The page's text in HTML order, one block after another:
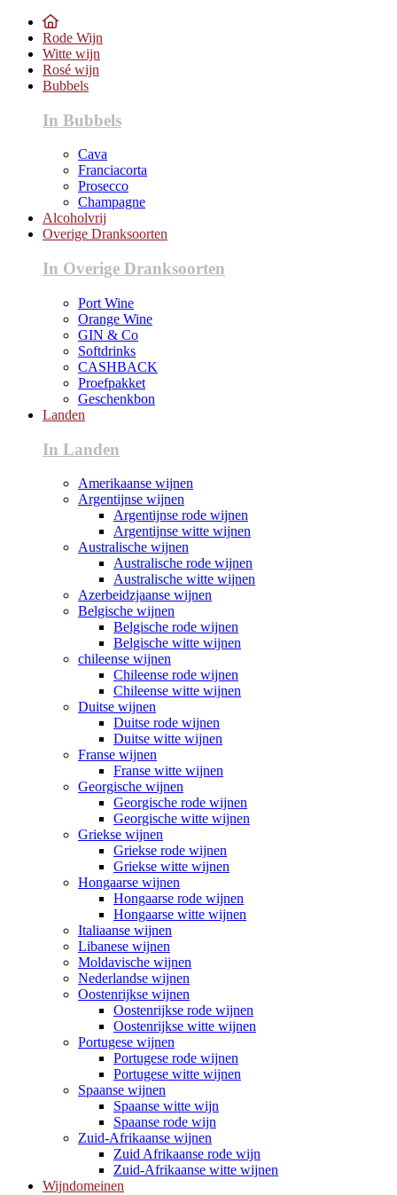
Rode Wijn
Witte wijn
Rosé wijn
Bubbels
In Bubbels
Cava
Franciacorta
Prosecco
Champagne
Alcoholvrij
Overige Dranksoorten
In Overige Dranksoorten
Port Wine
Orange Wine
GIN & Co
Softdrinks
CASHBACK
Proefpakket
Geschenkbon
Landen
In Landen
Amerikaanse wijnen
Argentijnse wijnen
Argentijnse rode wijnen
Argentijnse witte wijnen
Australische wijnen
Australische rode wijnen
Australische witte wijnen
Azerbeidzjaanse wijnen
Belgische wijnen
Belgische rode wijnen
Belgische witte wijnen
chileense wijnen
Chileense rode wijnen
Chileense witte wijnen
Duitse wijnen
Duitse rode wijnen
Duitse witte wijnen
Franse wijnen
Franse witte wijnen
Georgische wijnen
Georgische rode wijnen
Georgische witte wijnen
Griekse wijnen
Griekse rode wijnen
Griekse witte wijnen
Hongaarse wijnen
Hongaarse rode wijnen
Hongaarse witte wijnen
Italiaanse wijnen
Libanese wijnen
Moldavische wijnen
Nederlandse wijnen
Oostenrijkse wijnen
Oostenrijkse rode wijnen
Oostenrijkse witte wijnen
Portugese wijnen
Portugese rode wijnen
Portugese witte wijnen
Spaanse wijnen
Spaanse witte wijn
Spaanse rode wijn
Zuid-Afrikaanse wijnen
Zuid Afrikaanse rode wijn
Zuid-Afrikaanse witte wijnen
Wijndomeinen